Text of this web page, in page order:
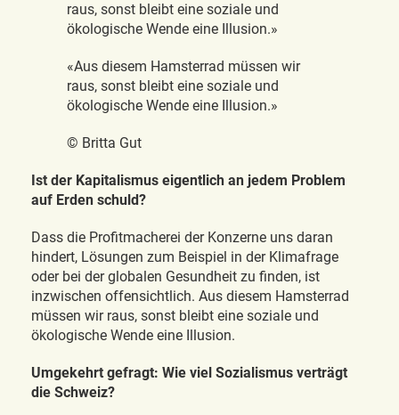
«Aus diesem Hamsterrad müssen wir
raus, sonst bleibt eine soziale und
ökologische Wende eine Illusion.»
© Britta Gut
Ist der Kapitalismus eigentlich an jedem Problem
auf Erden schuld?
Dass die Profitmacherei der Konzerne uns daran
hindert, Lösungen zum Beispiel in der Klimafrage
oder bei der globalen Gesundheit zu finden, ist
inzwischen offensichtlich. Aus diesem Hamsterrad
müssen wir raus, sonst bleibt eine soziale und
ökologische Wende eine Illusion.
Umgekehrt gefragt: Wie viel Sozialismus verträgt
die Schweiz?